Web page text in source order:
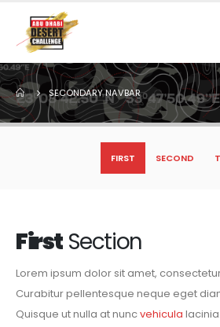
SECONDARY NAVBAR
FIRST SECOND
First Section
Lorem ipsum dolor sit amet,
Curabitur pellentesque neque eget
Quisque ut nulla at nuncvehicula